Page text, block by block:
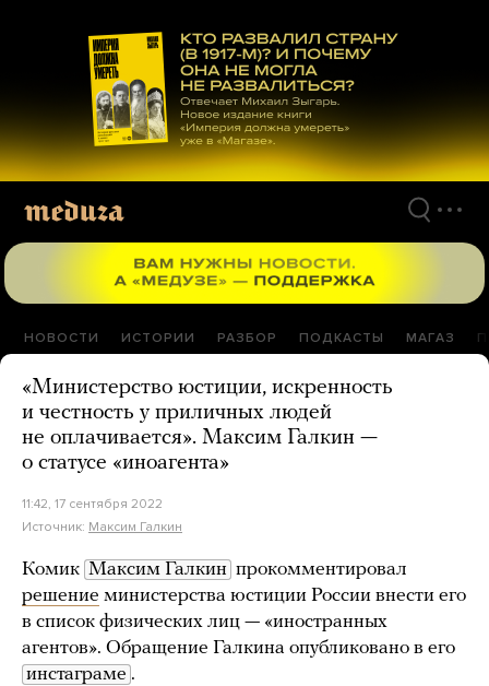
материалам
НОВОСТИ ИСТОРИИ РАЗБОР ПОДКАСТЫ МАГАЗ
«Министерство юстиции, искренность
и честность у приличных людей
не оплачивается». Максим Галкин —
о статусе «иноагента»
11:42, 17 сентября 2022
Источник: Максим Галкин
Комик Максим Галкин прокомментировал
решение министерства юстиции России внести его
в список физических лиц — «иностранных
агентов». Обращение Галкина опубликовано в его
инстаграме .